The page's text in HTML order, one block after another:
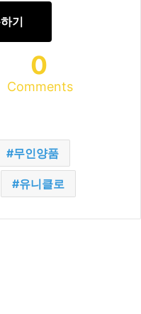
기
0
Comments
무인양품
유니클로